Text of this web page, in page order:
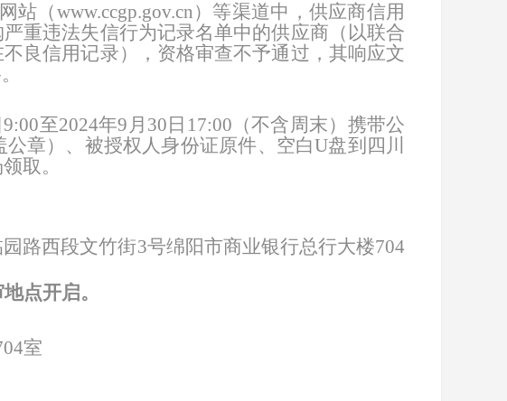
站（www.ccgp.gov.cn）等渠道中， 供应商信用
重违法失信行为记录名单中的供应商（以联合
良信用记录），资格审查不予通过，其响应文
9:00至2024年9 月 30 日17:00 （不含周末） 携带公
公章） 、被授权人身份证原件、空白U盘到四川
取。
路西段文竹街3号绵阳市商业银行总行大楼704
地点开启。
室